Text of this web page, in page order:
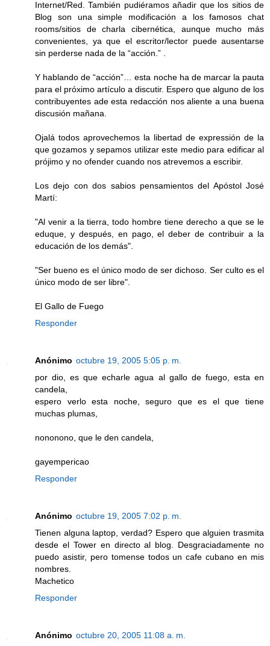
Internet/Red. También pudiéramos añadir que los sitios de
Blog son una simple modificación a los famosos chat
rooms/sitios de charla cibernética, aunque mucho más
convenientes, ya que el escritor/lector puede ausentarse
sin perderse nada de la “acción.” .
Y hablando de “acción”… esta noche ha de marcar la pauta
para el próximo artículo a discutir. Espero que alguno de los
contribuyentes ade esta redacción nos aliente a una buena
discusión mañana.
Ojalá todos aprovechemos la libertad de expressión de la
que gozamos y sepamos utilizar este medio para edificar al
prójimo y no ofender cuando nos atrevemos a escribir.
Los dejo con dos sabios pensamientos del Apóstol José
Martí:
"Al venir a la tierra, todo hombre tiene derecho a que se le
eduque, y después, en pago, el deber de contribuir a la
educación de los demás".
"Ser bueno es el único modo de ser dichoso. Ser culto es el
único modo de ser libre".
El Gallo de Fuego
Responder
Anónimo octubre 19, 2005 5:05 p. m.
por dio, es que echarle agua al gallo de fuego, esta en
candela,
espero verlo esta noche, seguro que es el que tiene
muchas plumas,
nononono, que le den candela,
gayempericao
Responder
Anónimo octubre 19, 2005 7:02 p. m.
Tienen alguna laptop, verdad? Espero que alguien trasmita
desde el Tower en directo al blog. Desgraciadamente no
puedo asistir, pero tomense todos un cafe cubano en mis
nombres.
Machetico
Responder
Anónimo octubre 20, 2005 11:08 a. m.